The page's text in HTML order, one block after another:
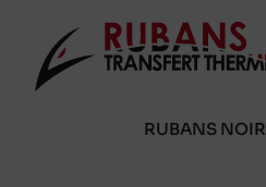
RUBANS NOIR